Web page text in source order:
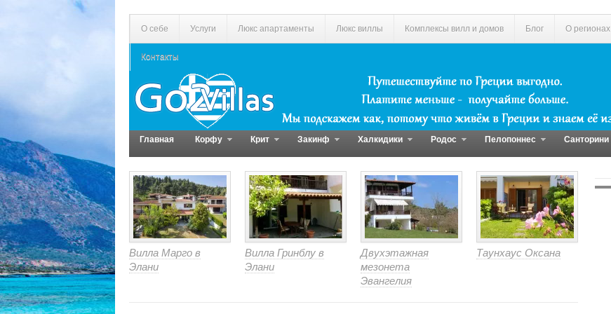
О себе Услуги Люкс апартаменты Люкс виллы Комплексы вилл и домов Блог О регионах
Контакты
Главная Корфу Крит Закинф Халкидики Родос Пелопоннес Санторини
Вилла Марго в
Элани
Вилла Гринблу в
Элани
Двухэтажная
мезонета
Эвангелия
Таунхаус Оксана